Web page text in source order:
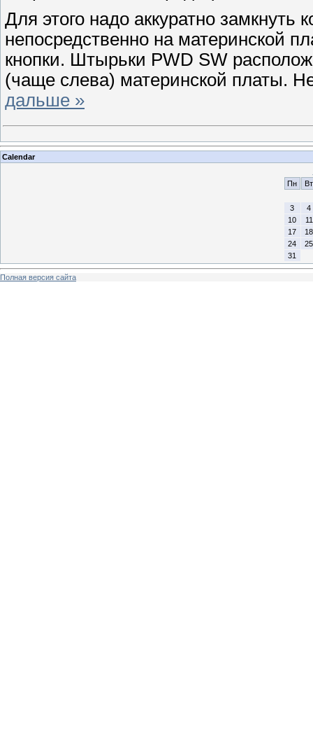
Для этого надо аккуратно
непосредственно на материнской
кнопки. Штырьки PWD SW
(чаще слева) материнской платы.
дальше »
Calendar
Пн
Вт
3
4
10
11
17
18
24
25
31
Полная версия сайта